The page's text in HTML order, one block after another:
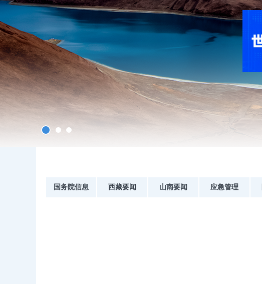
国务院信息 西藏要闻 山南要闻 应急管理